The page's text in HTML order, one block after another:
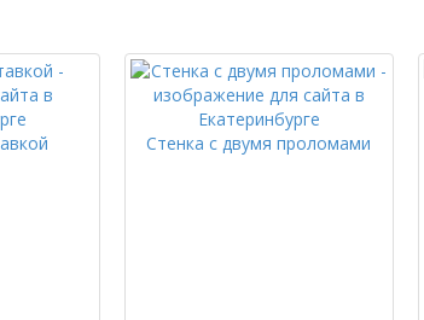
Стенка с двумя проломами